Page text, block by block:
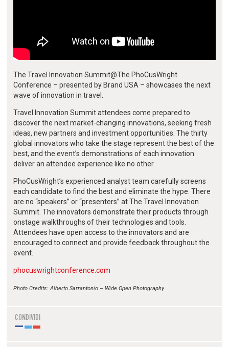
The Travel Innovation Summit@The PhoCusWright
Conference – presented by Brand USA – showcases the next
wave of innovation in travel.
Travel Innovation Summit attendees come prepared to
discover the next market-changing innovations, seeking fresh
ideas, new partners and investment opportunities. The thirty
global innovators who take the stage represent the best of the
best, and the event’s demonstrations of each innovation
deliver an attendee experience like no other.
PhoCusWright’s experienced analyst team carefully screens
each candidate to find the best and eliminate the hype. There
are no “speakers” or “presenters” at The Travel Innovation
Summit. The innovators demonstrate their products through
onstage walkthroughs of their technologies and tools.
Attendees have open access to the innovators and are
encouraged to connect and provide feedback throughout the
event.
phocuswrightconference.com
Photo Credits: Alberto Sarrantonio – Wide Open Photography
CONDIVIDI